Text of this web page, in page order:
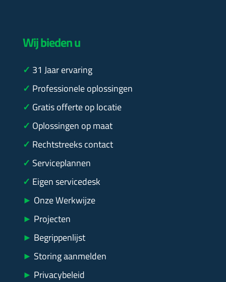
Wij bieden u
✓ 31 Jaar ervaring
✓ Professionele oplossingen
✓ Gratis offerte op locatie
✓ Oplossingen op maat
✓ Rechtstreeks contact
✓ Serviceplannen
✓ Eigen servicedesk
► Onze Werkwijze
► Projecten
► Begrippenlijst
► Storing aanmelden
► Privacybeleid